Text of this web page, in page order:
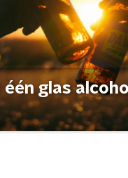
glas